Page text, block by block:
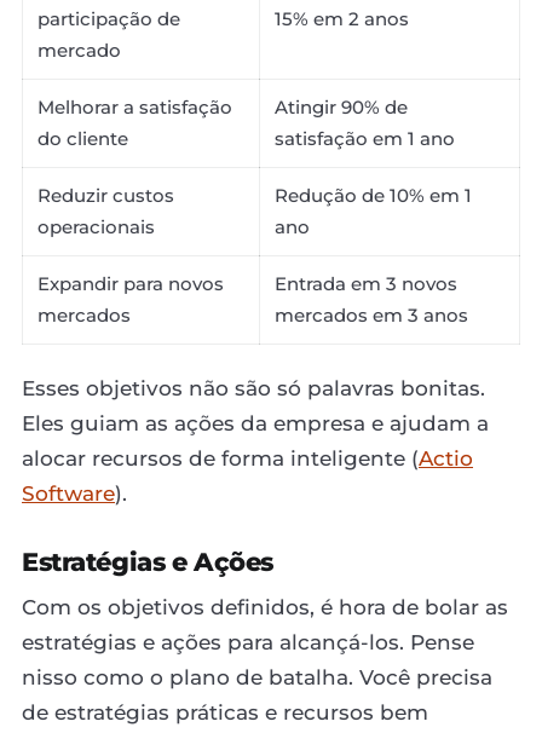
participação de
mercado
15% em 2 anos
Melhorar a satisfação
do cliente
Atingir 90% de
satisfação em 1 ano
Reduzir custos
operacionais
Redução de 10% em 1
ano
Expandir para novos
mercados
Entrada em 3 novos
mercados em 3 anos
Esses objetivos não são só palavras bonitas.
Eles guiam as ações da empresa e ajudam a
alocar recursos de forma inteligente (Actio
Software).
Estratégias e Ações
Com os objetivos definidos, é hora de bolar as
estratégias e ações para alcançá-los. Pense
nisso como o plano de batalha. Você precisa
de estratégias práticas e recursos bem